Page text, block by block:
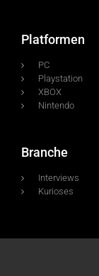
Platformen
PC
Playstation
XBOX
Nintendo
Branche
Interviews
Kurioses